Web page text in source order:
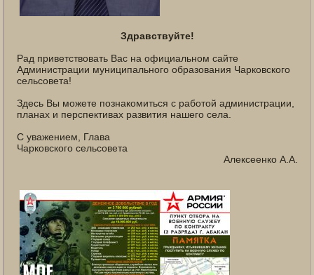
Здравствуйте!
Рад приветствовать Вас на официальном сайте
Администрации муниципального образования Чарковского
сельсовета!
Здесь Вы можете познакомиться с работой администрации,
планах и перспективах развития нашего села.
С уважением, Глава
Чарковского сельсовета
Алексеенко А.А.